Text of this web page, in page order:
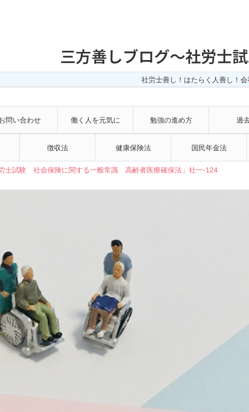
三方善しブログ〜社労士
社労士善し！はたらく人善し！会
問い合わせ 働く人を元気に 勉強の進め方 過
徴収法 健康保険法 国民年金法
労士試験 社会保険に関する一般常識 高齢者医療確保法」社一-124